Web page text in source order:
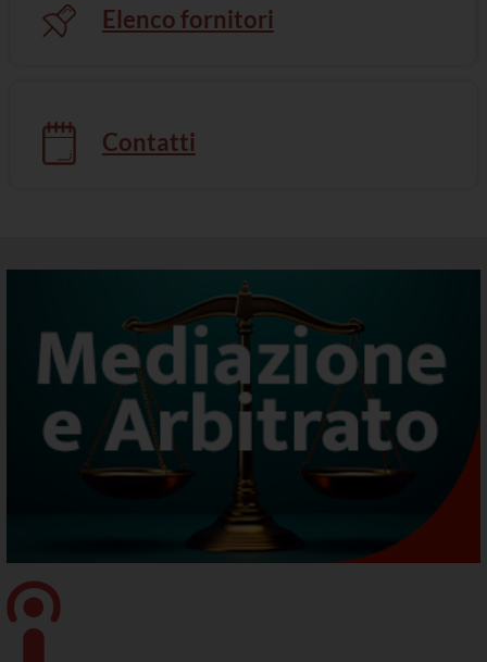
Elenco fornitori
Contatti
SARI - Supporto Specialistico Registro Imprese